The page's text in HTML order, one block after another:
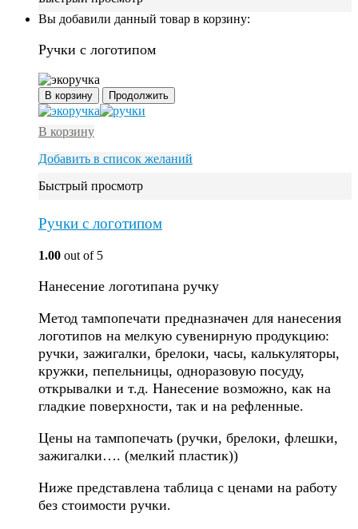
Вы добавили данный товар в корзину:
Ручки с логотипом
В корзину Продолжить
В корзину
Добавить в список желаний
Быстрый просмотр
Ручки с логотипом
1.00 out of 5
Нанесение логотипана ручку
Метод тампопечати предназначен для нанесения
логотипов на мелкую сувенирную продукцию:
ручки, зажигалки, брелоки, часы, калькуляторы,
кружки, пепельницы, одноразовую посуду,
открывалки и т.д. Нанесение возможно, как на
гладкие поверхности, так и на рефленные.
Цены на тампопечать (ручки, брелоки, флешки,
зажигалки…. (мелкий пластик))
Ниже представлена таблица с ценами на работу
без стоимости ручки.